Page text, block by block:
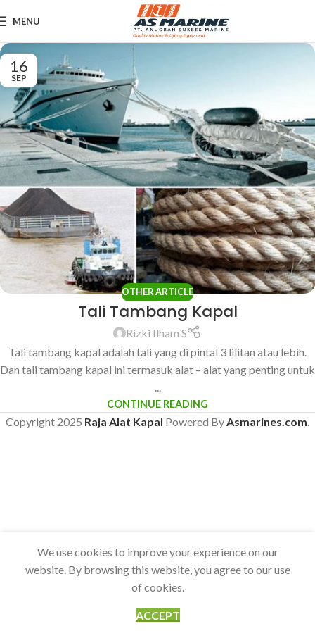
MENU
16
SEP
OTHER ARTICLE
Tali Tambang Kapal
Rizki Ilham S
Tali tambang kapal adalah tali yang di pintal 3 lilitan atau lebih.
Dan tali tambang kapal ini termasuk alat – alat yang penting untuk
...
CONTINUE READING
Copyright 2025 Raja Alat Kapal Powered ByAsmarines.com.
We use cookies to improve your experience on our
website. By browsing this website, you agree to our use
of cookies.
ACCEPT